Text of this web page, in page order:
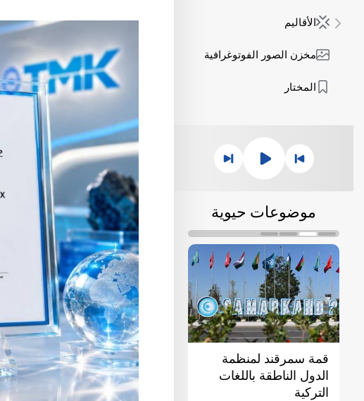
الأقاليم
مخزن الصور الفوتوغرافية
المختار
موضوعات حيوية
قمة سمرقند لمنظمة
الدول الناطقة باللغات
التركية
القمة الأولى "آسيا
الوسطى - الصين"